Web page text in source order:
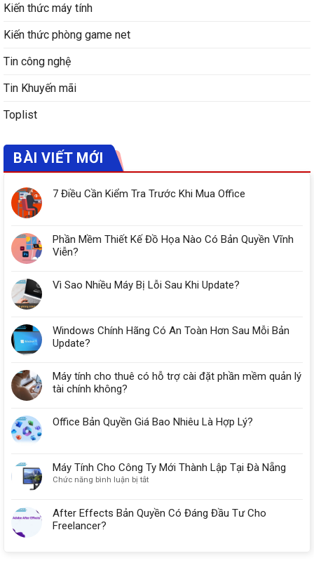
Kiến thức máy tính
Kiến thức phòng game net
Tin công nghệ
Tin Khuyến mãi
Toplist
BÀI VIẾT MỚI
7 Điều Cần Kiểm Tra Trước Khi Mua Office
Phần Mềm Thiết Kế Đồ Họa Nào Có Bản Quyền Vĩnh
Viễn?
Vì Sao Nhiều Máy Bị Lỗi Sau Khi Update?
Windows Chính Hãng Có An Toàn Hơn Sau Mỗi Bản
Update?
Máy tính cho thuê có hỗ trợ cài đặt phần mềm quản lý
tài chính không?
Office Bản Quyền Giá Bao Nhiêu Là Hợp Lý?
Máy Tính Cho Công Ty Mới Thành Lập Tại Đà Nẵng
Chức năng bình luận bị tắtở
Cho
After Effects Bản Quyền Có Đáng Đầu Tư Cho
Freelancer?